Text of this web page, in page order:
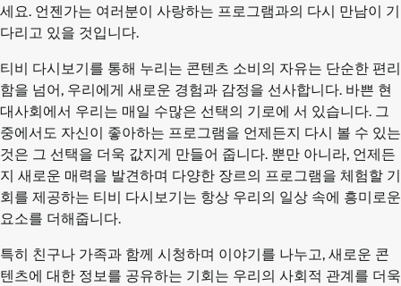
세요. 언젠가는 여러분이 사랑하는 프로그램과의 다시 만남이 기
다리고 있을 것입니다.
티비 다시보기를 통해 누리는 콘텐츠 소비의 자유는 단순한 편리
함을 넘어, 우리에게 새로운 경험과 감정을 선사합니다. 바쁜 현
대사회에서 우리는 매일 수많은 선택의 기로에 서 있습니다. 그
중에서도 자신이 좋아하는 프로그램을 언제든지 다시 볼 수 있는
것은 그 선택을 더욱 값지게 만들어 줍니다. 뿐만 아니라, 언제든
지 새로운 매력을 발견하며 다양한 장르의 프로그램을 체험할 기
회를 제공하는 티비 다시보기는 항상 우리의 일상 속에 흥미로운
요소를 더해줍니다.
특히 친구나 가족과 함께 시청하며 이야기를 나누고, 새로운 콘
텐츠에 대한 정보를 공유하는 기회는 우리의 사회적 관계를 더욱